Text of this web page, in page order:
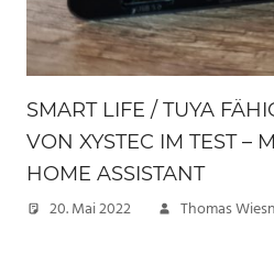
SMART LIFE / TUYA
VON XYSTEC IM TEST –
HOME ASSISTANT
20. Mai 2022 Thomas